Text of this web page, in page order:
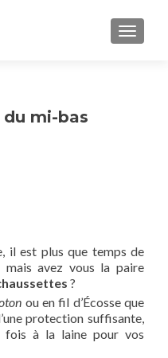
mi-bas
il est plus que temps de
avez vous la paire
?
ou en fil d’Écosse que
protection suffisante,
fois à la laine pour vos